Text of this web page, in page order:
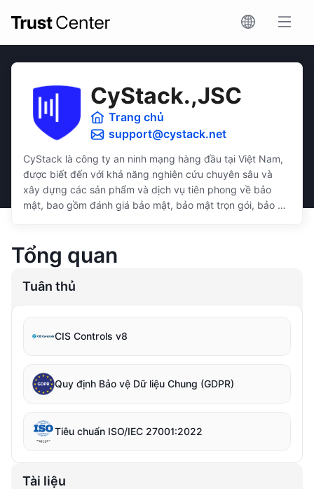
CyStack.,JSC
Trang chủ
support@cystack.net
CyStack là công ty an ninh mạng hàng đầu tại Việt Nam,
được biết đến với khả năng nghiên cứu chuyên sâu và
xây dựng các sản phẩm và dịch vụ tiên phong về bảo
mật, bao gồm đánh giá bảo mật, bảo mật trọn gói, bảo vệ
sử dụng, phù hợp với doanh nghiệp ở các quy mô, ngân
sách, và khả năng kỹ thuật khác nhau.
Tổng quan
Tuân thủ
CIS Controls v8
Quy định Bảo vệ Dữ liệu Chung (GDPR)
Tiêu chuẩn ISO/IEC 27001:2022
Tài liệu